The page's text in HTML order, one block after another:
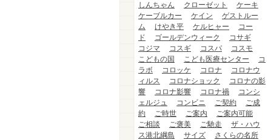
しんちゃん
クローゼット
ケーキ
ケーブルカー
ケイン
ゲストルー
ム
けやき平 ケルヒャー
コー
ド
ゴールデンウィーク
コサギ
コジマ
コスギ コスパ
コスモ
こどもの国
こども医療センター
コ
ラボ
コロッケ コロナ
コロナウ
ィルス
コロナショック
コロナの影
響
コロナ影響 コロナ禍
コンシ
ェルジュ
コンビニ ご契約
ご成
約
ご時世 ご案内
ご案内可能
ご相談
ご褒美 ご馳走
ザ・ハウ
ス港北綱島
サイズ
さくらの名所